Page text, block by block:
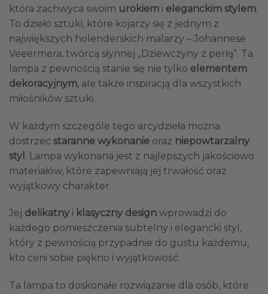
która zachwyca swoim urokiem i eleganckim stylem.
To dzieło sztuki, które kojarzy się z jednym z
największych holenderskich malarzy – Johannese
Veeermera, twórcą słynnej „Dziewczyny z perłą”. Ta
lampa z pewnością stanie się nie tylko elementem
dekoracyjnym, ale także inspiracją dla wszystkich
miłośników sztuki.
W każdym szczególe tego arcydzieła można
dostrzec staranne wykonanie oraz niepowtarzalny
styl . Lampa wykonana jest z najlepszych jakościowo
materiałów, które zapewniają jej trwałość oraz
wyjątkowy charakter.
Jej delikatny i klasyczny design wprowadzi do
każdego pomieszczenia subtelny i elegancki styl,
który z pewnością przypadnie do gustu każdemu,
kto ceni sobie piękno i wyjątkowość.
Ta lampa to doskonałe rozwiązanie dla osób, które